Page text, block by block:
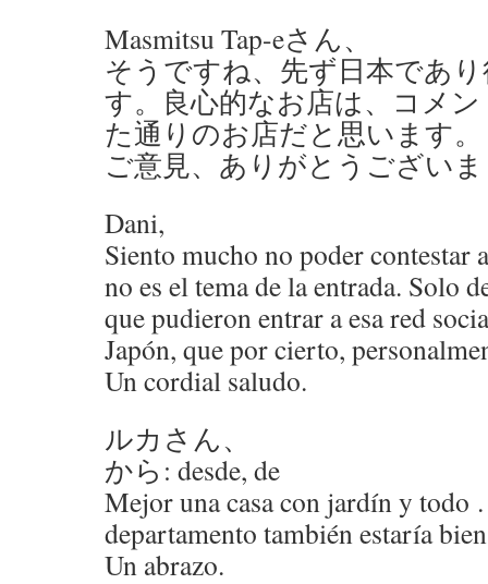
Masmitsu Tap-eさん、
そうですね、先ず日本であ
す。良心的なお店は、コメ
た通りのお店だと思います。
ご意見、ありがとうござい
Dani,
Siento mucho no poder contestar
no es el tema de la entrada. Solo
que pudieron entrar a esa red
Japón, que por cierto,
Un cordial saludo.
ルカさん、
から: desde, de
Mejor una casa con jardín y
departamento también estaría
Un abrazo.